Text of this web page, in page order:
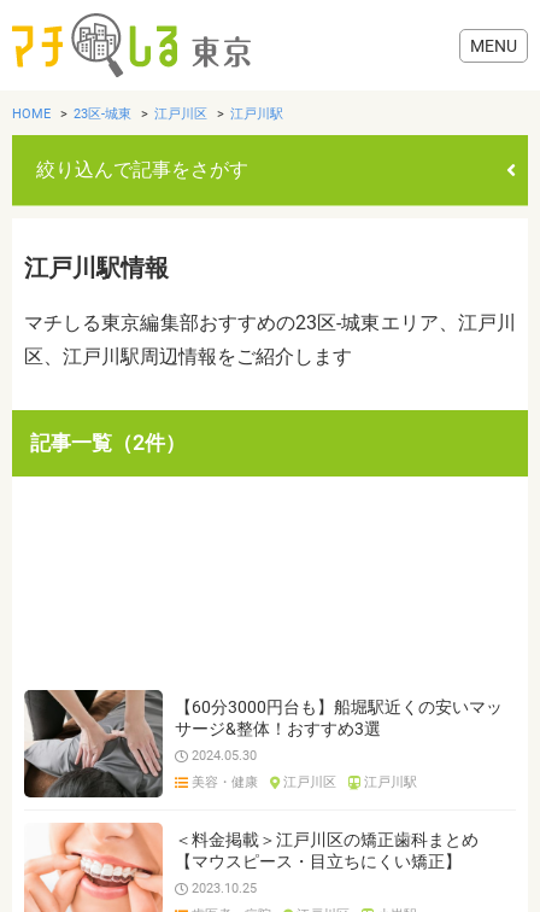
歯医者・病院
おでかけ
HOME 23区-城東 江戸川区 江戸川駅
絞り込んで記事をさがす
カテゴリを選ぶ
すべて グルメ 美容・健康 歯医者・病院 おでかけ
江戸川駅情報
マチしる東京編集部おすすめの23区-城東エリア、江戸川
区、江戸川駅周辺情報をご紹介します
記事一覧（2件）
【60分3000円台も】船堀駅近くの安いマッ
サージ&整体！おすすめ3選
2024.05.30
美容・健康
江戸川区 江戸川駅
＜料金掲載＞江戸川区の矯正歯科まとめ
【マウスピース・目立ちにくい矯正】
2023.10.25